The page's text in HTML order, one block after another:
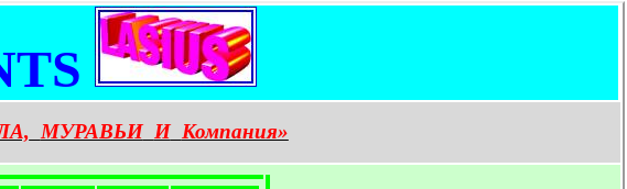
МУРАВЬИ И Компания»